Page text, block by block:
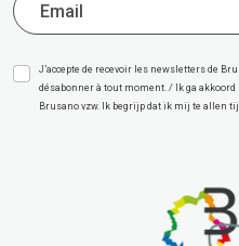
J’accepte de recevoir les newsletters de
désabonner à tout moment. / Ik ga
Brusano vzw. Ik begrijp dat ik mij te allen